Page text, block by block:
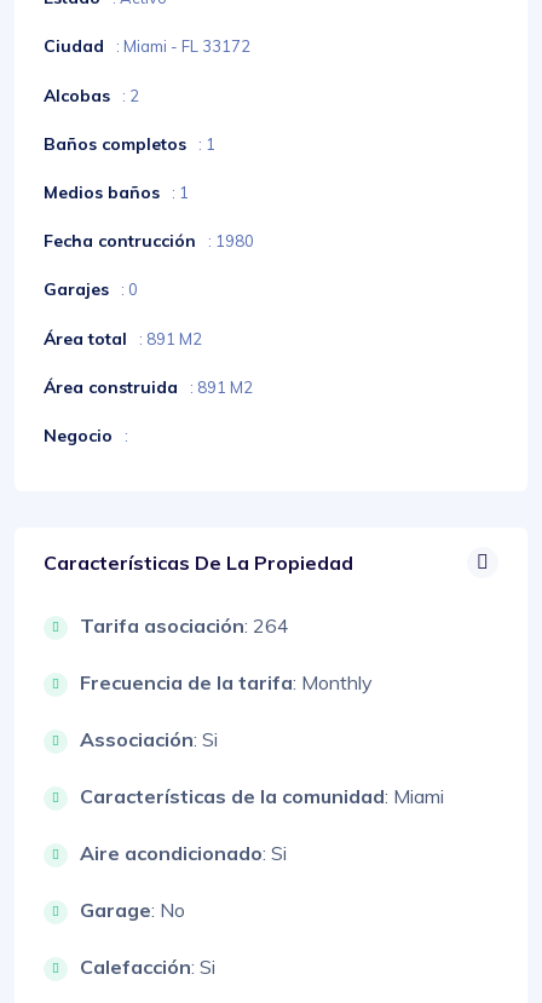
Ciudad : Miami - FL 33172
Alcobas : 2
Baños completos : 1
Medios baños : 1
Fecha contrucción : 1980
Garajes : 0
Área total : 891 M2
Área construida : 891 M2
Negocio :
Características De La Propiedad
Tarifa asociación: 264
Frecuencia de la tarifa: Monthly
Associación: Si
Características de la comunidad: Miami
Aire acondicionado: Si
Garage: No
Calefacción: Si